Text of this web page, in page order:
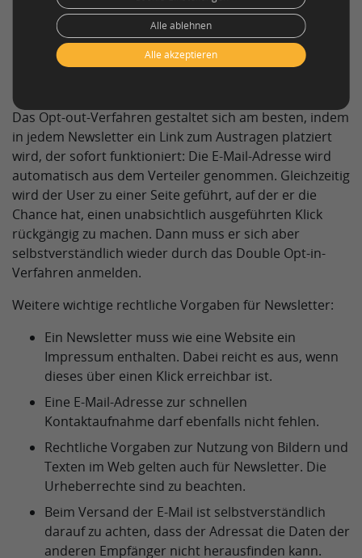
bestätigen muss.
Opt-out beim Abmelden: ein einfaches Verfahren,
mit dem sich der Abonnent durch einen einzigen
Das Opt-out-Verfahren gestaltet sich am besten, indem
in jedem Newsletter ein Link zum Austragen platziert
wird, der sofort funktioniert: Die E-Mail-Adresse wird
automatisch aus dem Verteiler genommen. Gleichzeitig
wird der User zu einer Seite geführt, auf der er die
Chance hat, einen unabsichtlich ausgeführten Klick
rückgängig zu machen. Dann muss er sich aber
selbstverständlich wieder durch das Double Opt-in-
Verfahren anmelden.
Weitere wichtige rechtliche Vorgaben für Newsletter:
Ein Newsletter muss wie eine Website ein
Impressum enthalten. Dabei reicht es aus, wenn
dieses über einen Klick erreichbar ist.
Eine E-Mail-Adresse zur schnellen
Kontaktaufnahme darf ebenfalls nicht fehlen.
Rechtliche Vorgaben zur Nutzung von Bildern und
Texten im Web gelten auch für Newsletter. Die
Urheberrechte sind zu beachten.
Beim Versand der E-Mail ist selbstverständlich
darauf zu achten, dass der Adressat die Daten der
anderen Empfänger nicht herausfinden kann.
Alle akzeptieren
Alle ablehnen